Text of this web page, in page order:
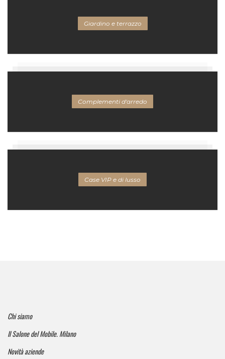
Giardino e terrazzo
Complementi d'arredo
Case VIP e di lusso
Chi siamo
Il Salone del Mobile. Milano
Novità aziende